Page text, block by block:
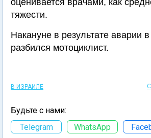
оценивается врачами, как
тяжести.
Накануне в результате аварии
разбился мотоциклист.
В ИЗРАИЛЕ
Будьте с нами:
Telegram
WhatsApp